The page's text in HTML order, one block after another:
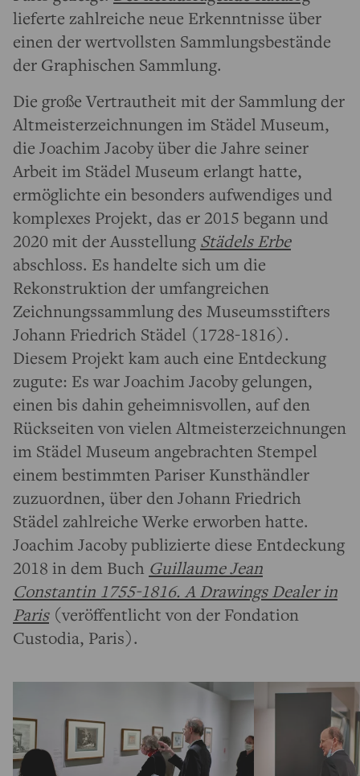
lieferte zahlreiche neue Erkenntnisse über
einen der wertvollsten Sammlungsbestände
der Graphischen Sammlung.
Die große Vertrautheit mit der Sammlung der
Altmeisterzeichnungen im Städel Museum,
die Joachim Jacoby über die Jahre seiner
Arbeit im Städel Museum erlangt hatte,
ermöglichte ein besonders aufwendiges und
komplexes Projekt, das er 2015 begann und
2020 mit der Ausstellung Städels Erbe
abschloss. Es handelte sich um die
Rekonstruktion der umfangreichen
Zeichnungssammlung des Museumsstifters
Johann Friedrich Städel (1728-1816).
Diesem Projekt kam auch eine Entdeckung
zugute: Es war Joachim Jacoby gelungen,
einen bis dahin geheimnisvollen, auf den
Rückseiten von vielen Altmeisterzeichnungen
im Städel Museum angebrachten Stempel
einem bestimmten Pariser Kunsthändler
zuzuordnen, über den Johann Friedrich
Städel zahlreiche Werke erworben hatte.
Joachim Jacoby publizierte diese Entdeckung
2018 in dem Buch Guillaume Jean
Constantin 1755-1816. A Drawings Dealer in
Paris(veröffentlicht von der Fondation
Custodia, Paris).